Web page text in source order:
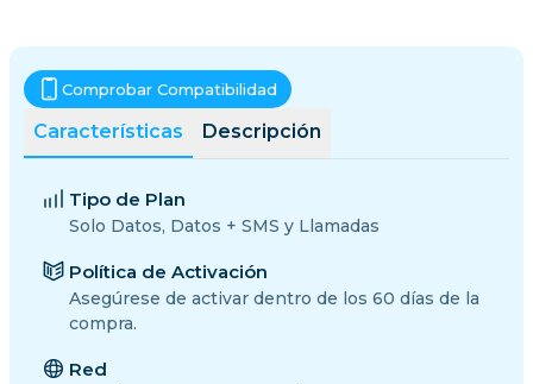
Características Descripción
Comprobar Compatibilidad
Tipo de Plan
Solo Datos, Datos + SMS y Llamadas
Política de Activación
Asegúrese de activar dentro de los 60 días de la
compra.
Red